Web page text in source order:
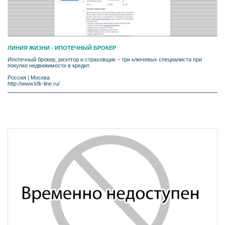
ЛИНИЯ ЖИЗНИ - ИПОТЕЧНЫЙ БРОКЕР
Ипотечный брокер, риэлтор и страховщик – три ключевых специалиста при
покупке недвижимости в кредит.
Россия | Москва
http://www.kfk-line.ru/